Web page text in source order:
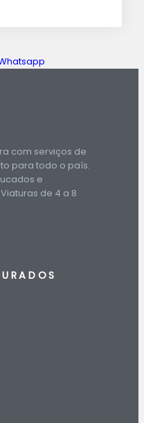
com serviços de
para todo o país.
e
de 4 a 8